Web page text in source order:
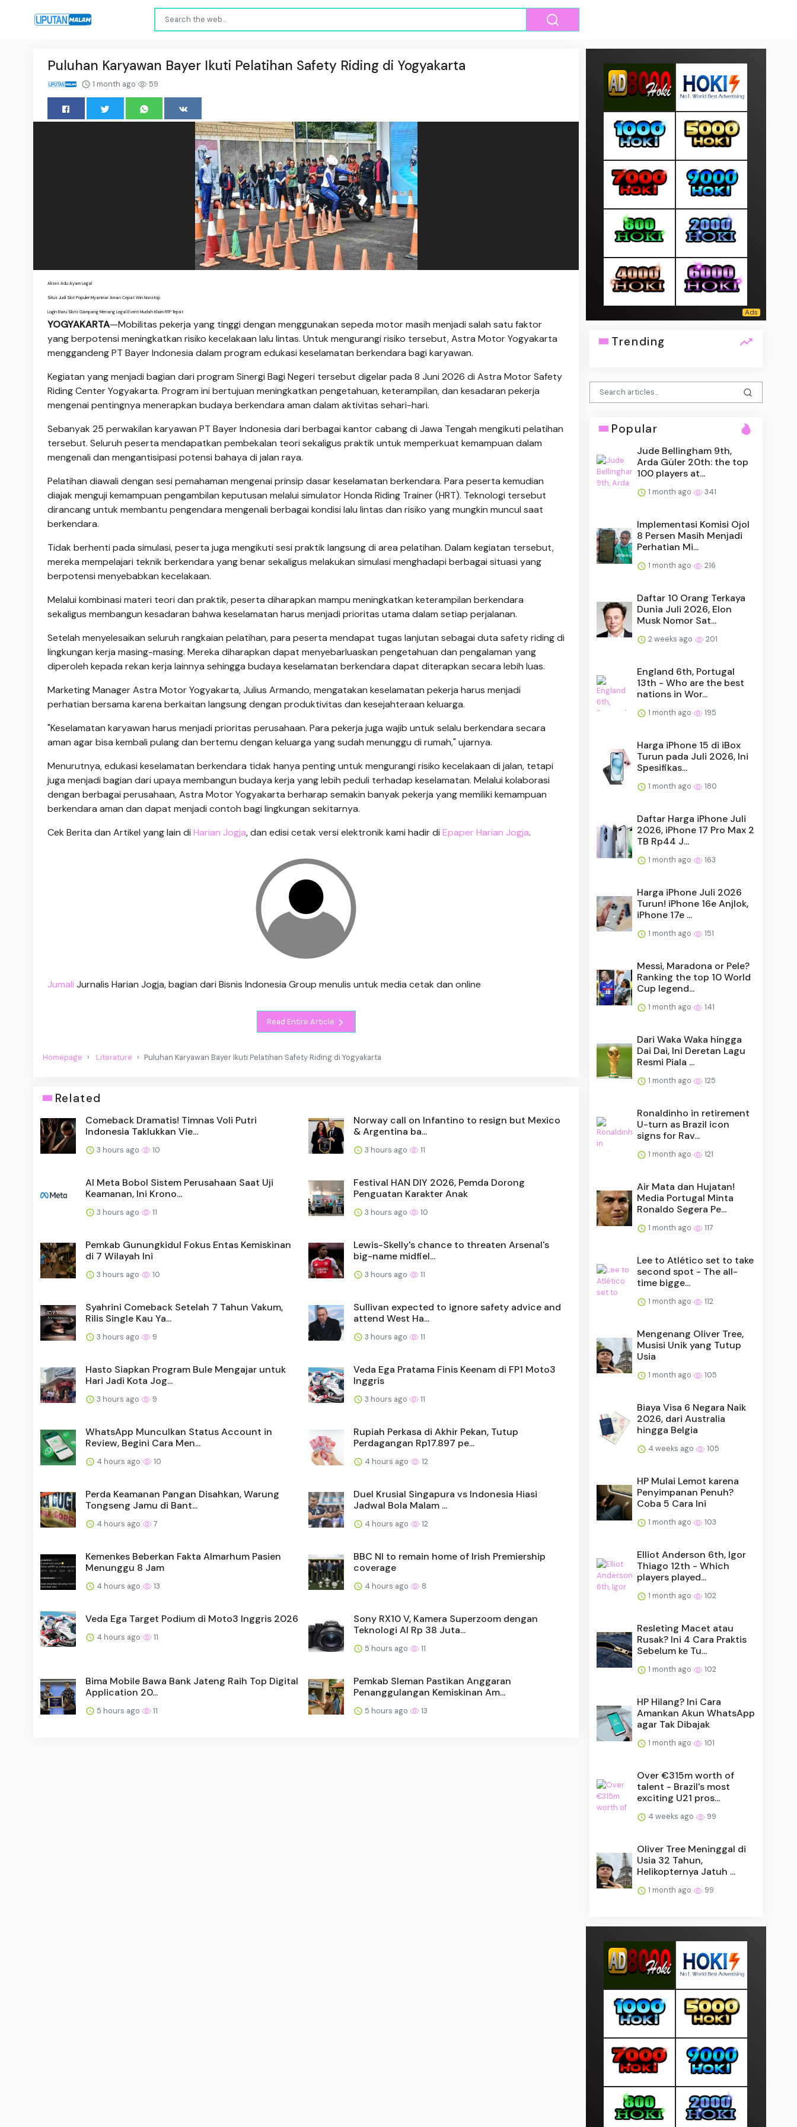
Puluhan Karyawan Bayer Ikuti Pelatihan Safety Riding di Yogyakarta
1 month ago 59
Akses Adu Ayam Legal
Situs Judi Slot Populer Myanmar Aman Cepat Win Nonstop
Login Baru Slots Gampang Menang Legal Event Mudah Klaim RTP Tepat
YOGYAKARTA—Mobilitas pekerja yang tinggi dengan menggunakan sepeda motor masih menjadi salah satu faktor
yang berpotensi meningkatkan risiko kecelakaan lalu lintas. Untuk mengurangi risiko tersebut, Astra Motor Yogyakarta
menggandeng PT Bayer Indonesia dalam program edukasi keselamatan berkendara bagi karyawan.
Kegiatan yang menjadi bagian dari program Sinergi Bagi Negeri tersebut digelar pada 8 Juni 2026 di Astra Motor Safety
Riding Center Yogyakarta. Program ini bertujuan meningkatkan pengetahuan, keterampilan, dan kesadaran pekerja
mengenai pentingnya menerapkan budaya berkendara aman dalam aktivitas sehari-hari.
Sebanyak 25 perwakilan karyawan PT Bayer Indonesia dari berbagai kantor cabang di Jawa Tengah mengikuti pelatihan
tersebut. Seluruh peserta mendapatkan pembekalan teori sekaligus praktik untuk memperkuat kemampuan dalam
mengenali dan mengantisipasi potensi bahaya di jalan raya.
Pelatihan diawali dengan sesi pemahaman mengenai prinsip dasar keselamatan berkendara. Para peserta kemudian
diajak menguji kemampuan pengambilan keputusan melalui simulator Honda Riding Trainer (HRT). Teknologi tersebut
dirancang untuk membantu pengendara mengenali berbagai kondisi lalu lintas dan risiko yang mungkin muncul saat
berkendara.
Tidak berhenti pada simulasi, peserta juga mengikuti sesi praktik langsung di area pelatihan. Dalam kegiatan tersebut,
mereka mempelajari teknik berkendara yang benar sekaligus melakukan simulasi menghadapi berbagai situasi yang
berpotensi menyebabkan kecelakaan.
Melalui kombinasi materi teori dan praktik, peserta diharapkan mampu meningkatkan keterampilan berkendara
sekaligus membangun kesadaran bahwa keselamatan harus menjadi prioritas utama dalam setiap perjalanan.
Setelah menyelesaikan seluruh rangkaian pelatihan, para peserta mendapat tugas lanjutan sebagai duta safety riding di
lingkungan kerja masing-masing. Mereka diharapkan dapat menyebarluaskan pengetahuan dan pengalaman yang
diperoleh kepada rekan kerja lainnya sehingga budaya keselamatan berkendara dapat diterapkan secara lebih luas.
Marketing Manager Astra Motor Yogyakarta, Julius Armando, mengatakan keselamatan pekerja harus menjadi
perhatian bersama karena berkaitan langsung dengan produktivitas dan kesejahteraan keluarga.
"Keselamatan karyawan harus menjadi prioritas perusahaan. Para pekerja juga wajib untuk selalu berkendara secara
aman agar bisa kembali pulang dan bertemu dengan keluarga yang sudah menunggu di rumah," ujarnya.
Menurutnya, edukasi keselamatan berkendara tidak hanya penting untuk mengurangi risiko kecelakaan di jalan, tetapi
juga menjadi bagian dari upaya membangun budaya kerja yang lebih peduli terhadap keselamatan. Melalui kolaborasi
dengan berbagai perusahaan, Astra Motor Yogyakarta berharap semakin banyak pekerja yang memiliki kemampuan
berkendara aman dan dapat menjadi contoh bagi lingkungan sekitarnya.
Cek Berita dan Artikel yang lain di Harian Jogja, dan edisi cetak versi elektronik kami hadir di Epaper Harian Jogja.
Jumali Jurnalis Harian Jogja, bagian dari Bisnis Indonesia Group menulis untuk media cetak dan online
Read Entire Article
Homepage Literature Puluhan Karyawan Bayer Ikuti Pelatihan Safety Riding di Yogyakarta
Related
Comeback Dramatis! Timnas Voli Putri
Indonesia Taklukkan Vie...
3 hours ago 10
Norway call on Infantino to resign but Mexico
& Argentina ba...
3 hours ago 11
AI Meta Bobol Sistem Perusahaan Saat Uji
Keamanan, Ini Krono...
3 hours ago 11
Festival HAN DIY 2026, Pemda Dorong
Penguatan Karakter Anak
3 hours ago 10
Pemkab Gunungkidul Fokus Entas Kemiskinan
di 7 Wilayah Ini
3 hours ago 10
Lewis-Skelly's chance to threaten Arsenal's
big-name midfiel...
3 hours ago 11
Syahrini Comeback Setelah 7 Tahun Vakum,
Rilis Single Kau Ya...
3 hours ago 9
Sullivan expected to ignore safety advice and
attend West Ha...
3 hours ago 11
Hasto Siapkan Program Bule Mengajar untuk
Hari Jadi Kota Jog...
3 hours ago 9
Veda Ega Pratama Finis Keenam di FP1 Moto3
Inggris
3 hours ago 11
WhatsApp Munculkan Status Account in
Review, Begini Cara Men...
4 hours ago 10
Rupiah Perkasa di Akhir Pekan, Tutup
Perdagangan Rp17.897 pe...
4 hours ago 12
Perda Keamanan Pangan Disahkan, Warung
Tongseng Jamu di Bant...
4 hours ago 7
Duel Krusial Singapura vs Indonesia Hiasi
Jadwal Bola Malam ...
4 hours ago 12
Kemenkes Beberkan Fakta Almarhum Pasien
Menunggu 8 Jam
4 hours ago 13
BBC NI to remain home of Irish Premiership
coverage
4 hours ago 8
Veda Ega Target Podium di Moto3 Inggris 2026
4 hours ago 11
Sony RX10 V, Kamera Superzoom dengan
Teknologi AI Rp 38 Juta...
5 hours ago 11
Bima Mobile Bawa Bank Jateng Raih Top Digital
Application 20...
5 hours ago 11
Pemkab Sleman Pastikan Anggaran
Penanggulangan Kemiskinan Am...
5 hours ago 13
Trending
Popular
Jude Bellingham 9th,
Arda Güler 20th: the top
100 players at...
1 month ago 341
Implementasi Komisi Ojol
8 Persen Masih Menjadi
Perhatian Mi...
1 month ago 216
Daftar 10 Orang Terkaya
Dunia Juli 2026, Elon
Musk Nomor Sat...
2 weeks ago 201
England 6th, Portugal
13th - Who are the best
nations in Wor...
1 month ago 195
Harga iPhone 15 di iBox
Turun pada Juli 2026, Ini
Spesifikas...
1 month ago 180
Daftar Harga iPhone Juli
2026, iPhone 17 Pro Max 2
TB Rp44 J...
1 month ago 163
Harga iPhone Juli 2026
Turun! iPhone 16e Anjlok,
iPhone 17e ...
1 month ago 151
Messi, Maradona or Pele?
Ranking the top 10 World
Cup legend...
1 month ago 141
Dari Waka Waka hingga
Dai Dai, Ini Deretan Lagu
Resmi Piala ...
1 month ago 125
Ronaldinho in retirement
U-turn as Brazil icon
signs for Rav...
1 month ago 121
Air Mata dan Hujatan!
Media Portugal Minta
Ronaldo Segera Pe...
1 month ago 117
Lee to Atlético set to take
second spot - The all-
time bigge...
1 month ago 112
Mengenang Oliver Tree,
Musisi Unik yang Tutup
Usia
1 month ago 105
Biaya Visa 6 Negara Naik
2026, dari Australia
hingga Belgia
4 weeks ago 105
HP Mulai Lemot karena
Penyimpanan Penuh?
Coba 5 Cara Ini
1 month ago 103
Elliot Anderson 6th, Igor
Thiago 12th - Which
players played...
1 month ago 102
Resleting Macet atau
Rusak? Ini 4 Cara Praktis
Sebelum ke Tu...
1 month ago 102
HP Hilang? Ini Cara
Amankan Akun WhatsApp
agar Tak Dibajak
1 month ago 101
Over €315m worth of
talent - Brazil's most
exciting U21 pros...
4 weeks ago 99
Oliver Tree Meninggal di
Usia 32 Tahun,
Helikopternya Jatuh ...
1 month ago 99